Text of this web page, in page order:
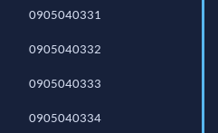
0905040331
0905040332
0905040333
0905040334